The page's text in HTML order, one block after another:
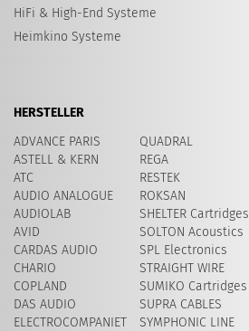
HiFi & High-End Systeme
Heimkino Systeme
HERSTELLER
ADVANCE PARIS
ASTELL & KERN
ATC
AUDIO ANALOGUE
AUDIOLAB
AVID
CARDAS AUDIO
CHARIO
COPLAND
DAS AUDIO
ELECTROCOMPANIET
QUADRAL
REGA
RESTEK
ROKSAN
SHELTER Cartridges
SOLTON Acoustics
SPL Electronics
STRAIGHT WIRE
SUMIKO Cartridges
SUPRA CABLES
SYMPHONIC LINE